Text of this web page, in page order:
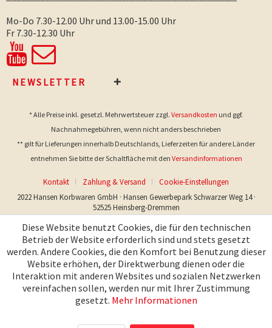
Mo-Do 7.30-12.00 Uhr und 13.00-15.00 Uhr
Fr 7.30-12.30 Uhr
NEWSLETTER
* Alle Preise inkl. gesetzl. Mehrwertsteuer zzgl. Versandkosten und ggf.
Nachnahmegebühren, wenn nicht anders beschrieben
** gilt für Lieferungen innerhalb Deutschlands, Lieferzeiten für andere Länder
entnehmen Sie bitte der Schaltfläche mit den Versandinformationen
Kontakt Zahlung & Versand
Cookie-Einstellungen
2022 Hansen Korbwaren GmbH · Hansen Gewerbepark Schwarzer Weg 14 ·
52525 Heinsberg-Dremmen
Diese Website benutzt Cookies, die für den technischen
Betrieb der Website erforderlich sind und stets gesetzt
werden. Andere Cookies, die den Komfort bei Benutzung dieser
Website erhöhen, der Direktwerbung dienen oder die
Interaktion mit anderen Websites und sozialen Netzwerken
vereinfachen sollen, werden nur mit Ihrer Zustimmung
gesetzt. Mehr Informationen